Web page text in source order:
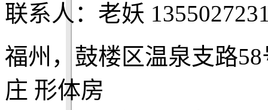
联系人：老妖
福州，鼓楼区温泉支路
庄 形体房